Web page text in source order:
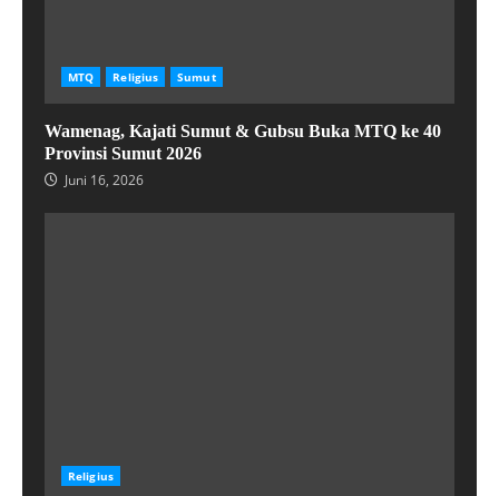
MTQ Religius Sumut
Wamenag, Kajati Sumut & Gubsu Buka MTQ ke 40
Provinsi Sumut 2026
Juni 16, 2026
Religius